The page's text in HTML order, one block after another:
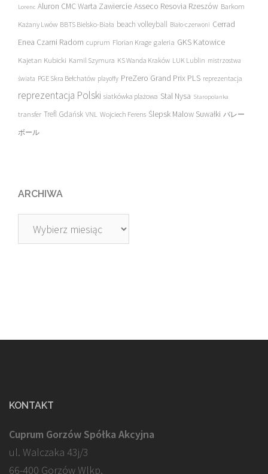
Lorenc Aluron CMC Warta Zawiercie Asseco Resovia Rzeszów Barkom
Każany Lwów BBTS Bielsko-Biała beach volleyball Biało-czerwoni Cerrad
Enea Czarni Radom cuprum Florian Krage galeria GKS Katowice
Kajetan Kubicki Kamil Szymura KS Wanda Kraków LUK Lublin mistrzostwa
świata PGE Skra Bełchatów playoffy PreZero Grand Prix PLS reprezentacja
reprezentacja Polski siatkówka plażowa Stal Nysa Staropolanka
transfer Trefl Gdańsk VNL Wojciech Ferens Ślepsk Malow Suwałki バレー
ボール
ARCHIWA
Archiwa
KONTAKT
Cuprum Gorzów Spółka Akcyjna
ul. Walczaka 43j/3
66-400 Gorzów Wlkp.